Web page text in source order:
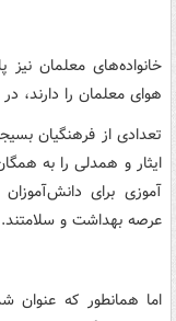
خانواده‌های معلمان
هوای معلمان را دارند،
تعدادی از فرهنگیان
ایثار و همدلی را به
آموزی برای
عرصه بهداشت و سلامتند.
اما همانطور که عنوان